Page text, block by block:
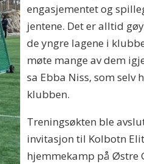
engasjementet og
jentene. Det er alltid
de yngre lagene i
møte mange av dem
sa Ebba Niss, som selv
klubben.
Treningsøkten ble
invitasjon til Kolbotn
hjemmekamp på Østre